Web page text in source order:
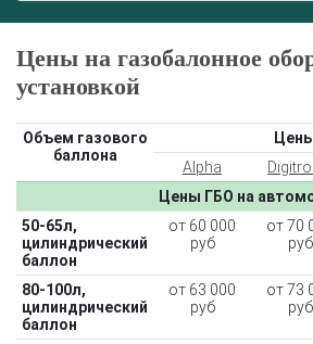
Цены на газобалонное
установкой
Объем газового
баллона
Alpha
Цены ГБО на
50-65л,
цилиндрический
баллон
от 60 000
руб
от 70
руб
80-100л,
цилиндрический
баллон
от 63 000
руб
от 73
руб